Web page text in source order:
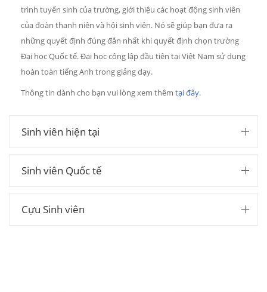
trình tuyển sinh của trường, giới thiệu các hoạt động sinh viên
của đoàn thanh niên và hội sinh viên. Nó sẽ giúp bạn đưa ra
những quyết định đúng đắn nhất khi quyết định chọn trường
Đại học Quốc tế. Đại học công lập đầu tiên tại Việt Nam sử dụng
hoàn toàn tiếng Anh trong giảng dạy.
Thông tin dành cho bạn vui lòng xem thêm tại đây.
Sinh viên hiện tại
Sinh viên Quốc tế
Cựu Sinh viên